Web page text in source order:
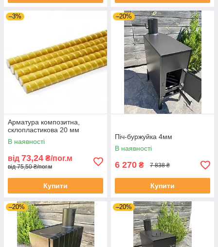
–3%
Арматура композитна,
склопластикова 20 мм
В наявності
від 73,24 ₴/пог.м
від 75,50 ₴/пог.м
Купити
–20%
Піч-буржуйка 4мм
В наявності
6 270 ₴ 7 838 ₴
Купити
–20% –20%